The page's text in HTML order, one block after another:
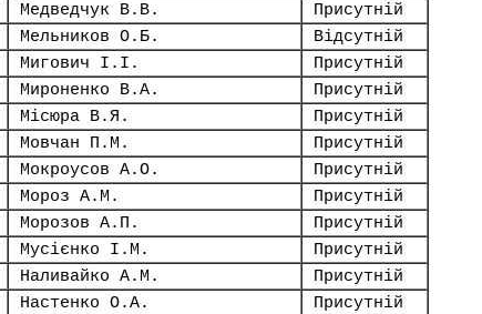
Медведчук В.В.
Присутній
Мельников О.Б.
Відсутній
Мигович І.І.
Присутній
Мироненко В.А.
Присутній
Місюра В.Я.
Присутній
Мовчан П.М.
Присутній
Мокроусов А.О.
Присутній
Мороз А.М.
Присутній
Морозов А.П.
Присутній
Мусієнко І.М.
Присутній
Наливайко А.М.
Присутній
Настенко О.А.
Присутній